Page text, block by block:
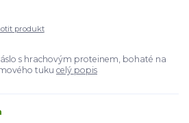
produkt
s hrachovým proteinem, bohaté na
tuku celý popis